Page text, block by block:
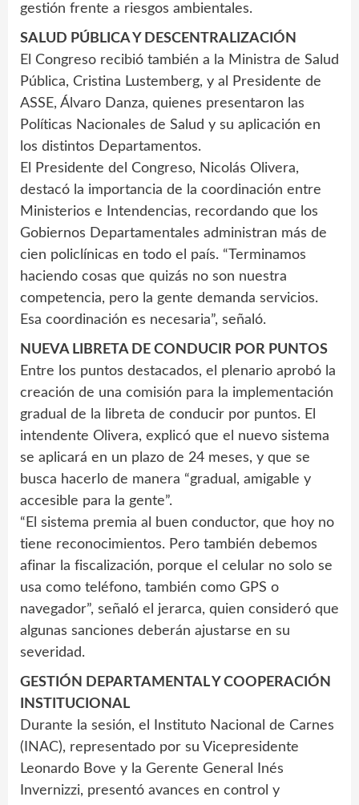
gestión frente a riesgos ambientales.
SALUD PÚBLICA Y DESCENTRALIZACIÓN
El Congreso recibió también a la Ministra de Salud
Pública, Cristina Lustemberg, y al Presidente de
ASSE, Álvaro Danza, quienes presentaron las
Políticas Nacionales de Salud y su aplicación en
los distintos Departamentos.
El Presidente del Congreso, Nicolás Olivera,
destacó la importancia de la coordinación entre
Ministerios e Intendencias, recordando que los
Gobiernos Departamentales administran más de
cien policlínicas en todo el país. “Terminamos
haciendo cosas que quizás no son nuestra
competencia, pero la gente demanda servicios.
Esa coordinación es necesaria”, señaló.
NUEVA LIBRETA DE CONDUCIR POR PUNTOS
Entre los puntos destacados, el plenario aprobó la
creación de una comisión para la implementación
gradual de la libreta de conducir por puntos. El
intendente Olivera, explicó que el nuevo sistema
se aplicará en un plazo de 24 meses, y que se
busca hacerlo de manera “gradual, amigable y
accesible para la gente”.
“El sistema premia al buen conductor, que hoy no
tiene reconocimientos. Pero también debemos
afinar la fiscalización, porque el celular no solo se
usa como teléfono, también como GPS o
navegador”, señaló el jerarca, quien consideró que
algunas sanciones deberán ajustarse en su
severidad.
GESTIÓN DEPARTAMENTAL Y COOPERACIÓN
INSTITUCIONAL
Durante la sesión, el Instituto Nacional de Carnes
(INAC), representado por su Vicepresidente
Leonardo Bove y la Gerente General Inés
Invernizzi, presentó avances en control y